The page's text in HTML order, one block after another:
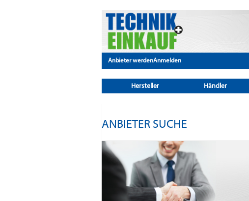
Anbieter werdenAnmelden
Hersteller Händler
ANBIETER SUCHE